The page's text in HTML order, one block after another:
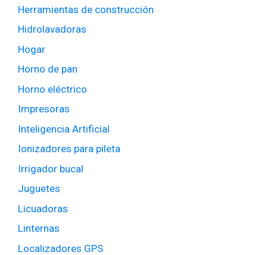
Herramientas de construcción
Hidrolavadoras
Hogar
Horno de pan
Horno eléctrico
Impresoras
Inteligencia Artificial
Ionizadores para pileta
Irrigador bucal
Juguetes
Licuadoras
Linternas
Localizadores GPS